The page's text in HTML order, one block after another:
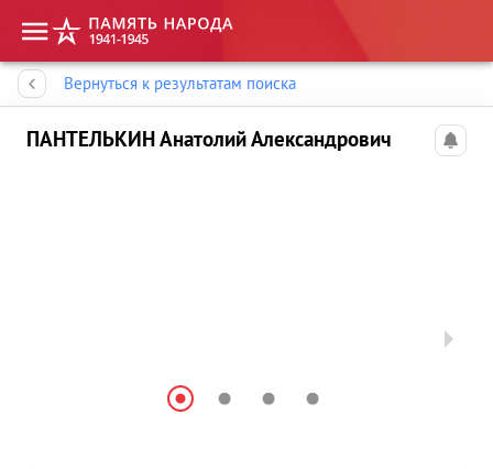
Вернуться к результатам поиска
ПАНТЕЛЬКИН Анатолий Александрович
Память народа